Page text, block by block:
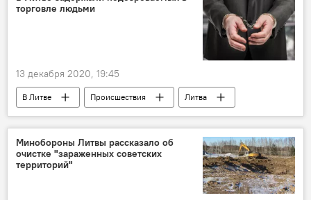
торговле людьми
13 декабря 2020, 19:45
В Литве Происшествия
Литва
торговля людьми
Минобороны Литвы рассказало об
очистке "зараженных советских
территорий"